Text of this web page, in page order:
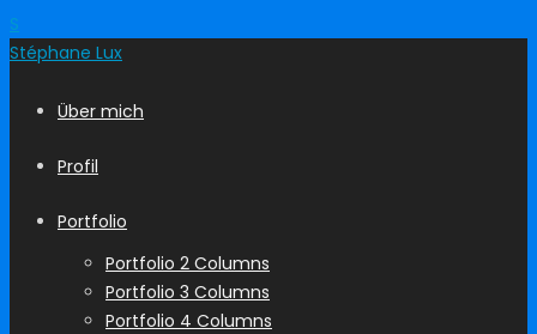
S
Stéphane Lux
Über mich
Profil
Portfolio
Portfolio 2 Columns
Portfolio 3 Columns
Portfolio 4 Columns